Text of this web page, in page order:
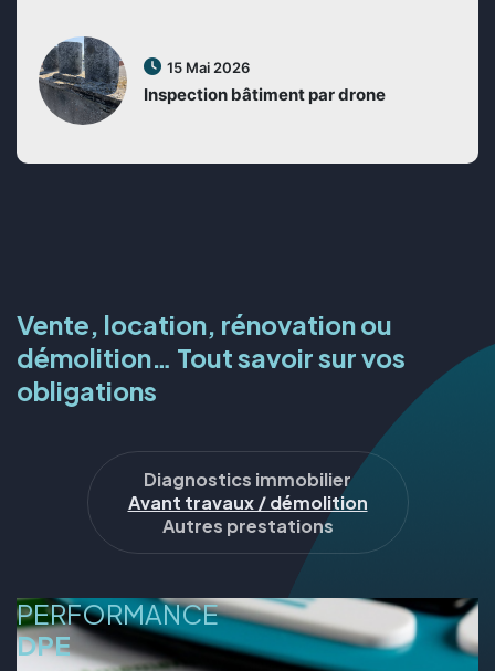
15 Mai 2026
Inspection bâtiment par drone
Vente, location, rénovation ou
démolition… Tout savoir sur vos
obligations
Diagnostics immobilier
Avant travaux / démolition
Autres prestations
PERFORMANCE
DPE